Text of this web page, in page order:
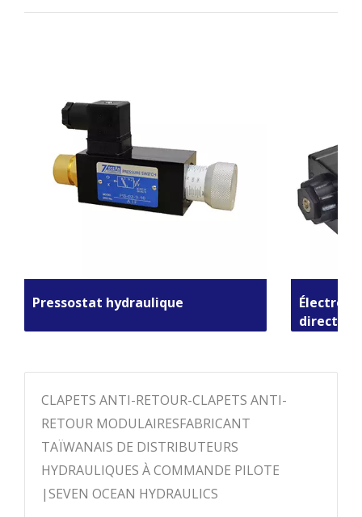
Pressostat hydraulique
CLAPETS ANTI-RETOUR-CLAPETS ANTI-
RETOUR MODULAIRESFABRICANT
TAÏWANAIS DE DISTRIBUTEURS
HYDRAULIQUES À COMMANDE PILOTE
|SEVEN OCEAN HYDRAULICS